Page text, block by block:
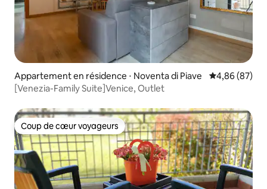
Appartement en résidence ⋅ Noventa di Piave Évaluation
4,86 (87)
[Venezia-Family Suite]Venice, Outlet
Coup de cœur voyageurs
Coup de cœur voyageurs